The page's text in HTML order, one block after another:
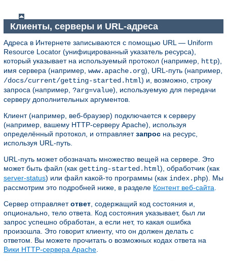
Клиенты, серверы и URL-адреса
Адреса в Интернете записываются с помощью URL — Uniform
Resource Locator (унифицированный указатель ресурса),
который указывает на используемый протокол (например,
http),
имя сервера (например, www.apache.org), URL-путь (например,
/docs/current/getting-started.html) и, возможно, строку
запроса (например, ?arg=value), используемую для передачи
серверу дополнительных аргументов.
Клиент (например, веб-браузер) подключается к серверу
(например, вашему HTTP-серверу Apache), используя
определённый протокол, и отправляетзапрос на ресурс,
используя URL-путь.
URL-путь может обозначать множество вещей на сервере. Это
может быть файл (как getting-started.html), обработчик (как
server-status) или файл какой-то программы (как index.php). Мы
рассмотрим это подробней ниже, в разделе Контент веб-сайта
Сервер отправляетответ , содержащий код состояния и,
опционально, тело ответа. Код состояния указывает, был ли
запрос успешно обработан, а если нет, то какая ошибка
произошла. Это говорит клиенту, что он должен делать с
ответом. Вы можете прочитать о возможных кодах ответа на
Вики HTTP-сервера Apache